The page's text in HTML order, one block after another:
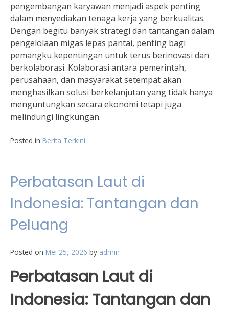
pengembangan karyawan menjadi aspek penting
dalam menyediakan tenaga kerja yang berkualitas.
Dengan begitu banyak strategi dan tantangan dalam
pengelolaan migas lepas pantai, penting bagi
pemangku kepentingan untuk terus berinovasi dan
berkolaborasi. Kolaborasi antara pemerintah,
perusahaan, dan masyarakat setempat akan
menghasilkan solusi berkelanjutan yang tidak hanya
menguntungkan secara ekonomi tetapi juga
melindungi lingkungan.
Posted in Berita Terkini
Perbatasan Laut di
Indonesia: Tantangan dan
Peluang
Posted on Mei 25, 2026 by admin
Perbatasan Laut di
Indonesia: Tantangan dan